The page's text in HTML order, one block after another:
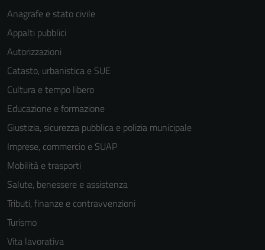
Anagrafe e stato civile
Appalti pubblici
Autorizzazioni
Catasto, urbanistica e SUE
Cultura e tempo libero
Educazione e formazione
Giustizia, sicurezza pubblica e polizia municipale
Imprese, commercio e SUAP
Mobilità e trasporti
Salute, benessere e assistenza
Tributi, finanze e contravvenzioni
Turismo
Vita lavorativa
Tecnici
Questi cookie